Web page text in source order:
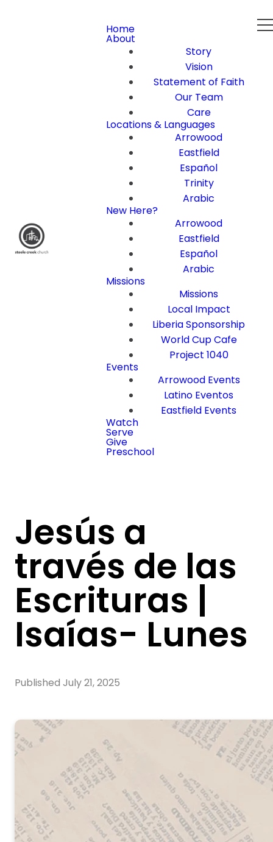
Home
About
Story
Vision
Statement of Faith
Our Team
Care
Locations & Languages
Arrowood
Eastfield
Español
Trinity
Arabic
New Here?
Arrowood
Eastfield
Español
Arabic
Missions
Missions
Local Impact
Liberia Sponsorship
World Cup Cafe
Project 1040
Events
Arrowood Events
Latino Eventos
Eastfield Events
Watch
Serve
Give
Preschool
Jesús a
través de las
Escrituras |
Isaías- Lunes
Published July 21, 2025